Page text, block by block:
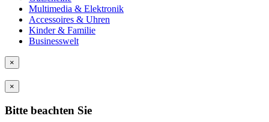
Multimedia & Elektronik
Accessoires & Uhren
Kinder & Familie
Businesswelt
×
×
Bitte beachten Sie